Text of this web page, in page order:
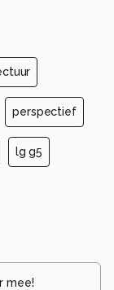
perspectief
lg g5
mee!